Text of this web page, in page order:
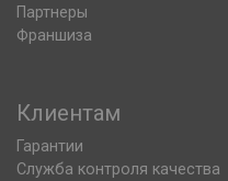
Партнеры
Франшиза
Клиентам
Гарантии
Служба контроля качества